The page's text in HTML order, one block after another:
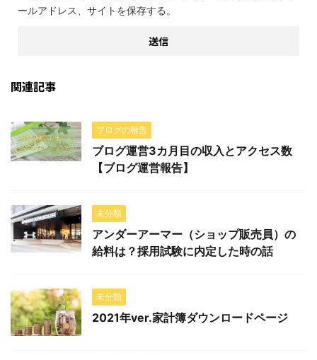
ールアドレス、サイトを保存する。
関連記事
ブログの報告
ブログ運営3カ月目の収入とアクセス数
【ブログ運営報告】
未分類
アンダーアーマー（ショップ販売員）の
給料は？採用試験に内定した時の話
未分類
2021年ver.家計簿ダウンロードページ